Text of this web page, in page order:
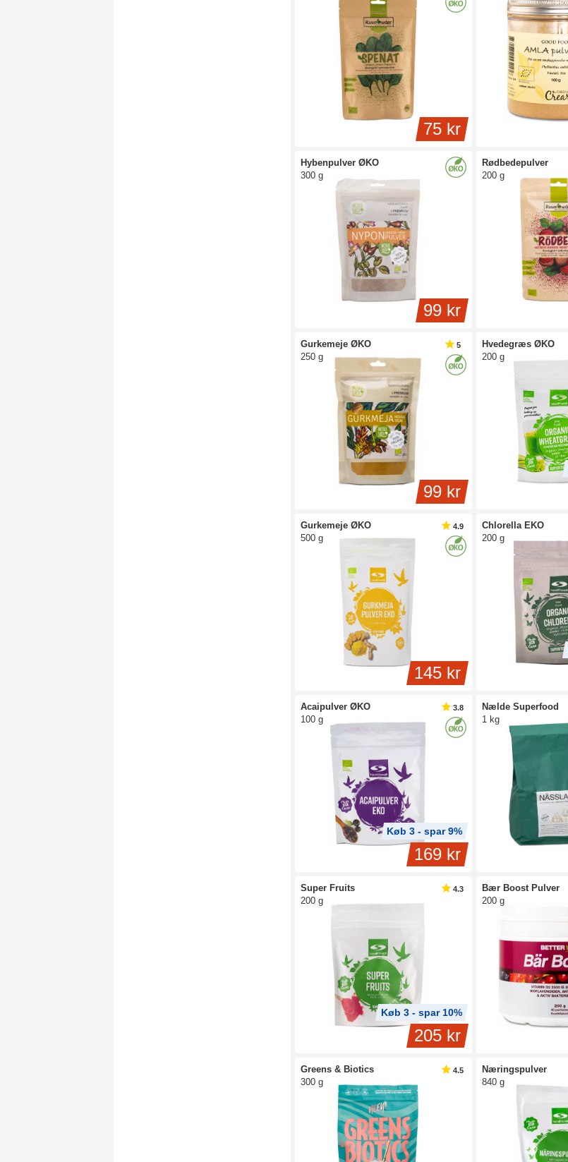
75 kr
Hybenpulver ØKO
300 g
99 kr
Rødbedepulver
200 g
Gurkemeje ØKO
250 g
99 kr
5
Hvedegræs ØKO
200 g
Gurkemeje ØKO
500 g
145 kr
4.9
Chlorella EKO
200 g
Acaipulver ØKO
100 g
Køb 3 - spar 9%
169 kr
3.8
Nælde Superfood
1 kg
Super Fruits
200 g
Køb 3 - spar 10%
205 kr
4.3
Bær Boost Pulver
200 g
Greens & Biotics
300 g
4.5
Næringspulver
840 g